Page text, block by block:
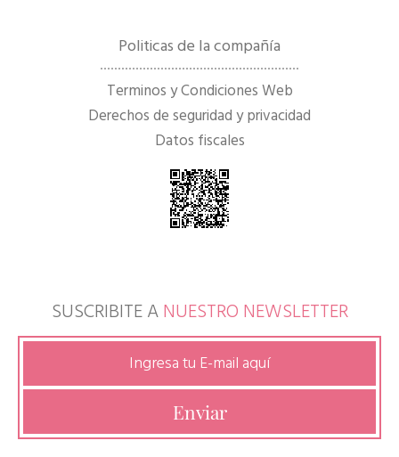
Politicas de la compañía
Terminos y Condiciones Web
Derechos de seguridad y privacidad
Datos fiscales
SUSCRIBITE ANUESTRO NEWSLETTER